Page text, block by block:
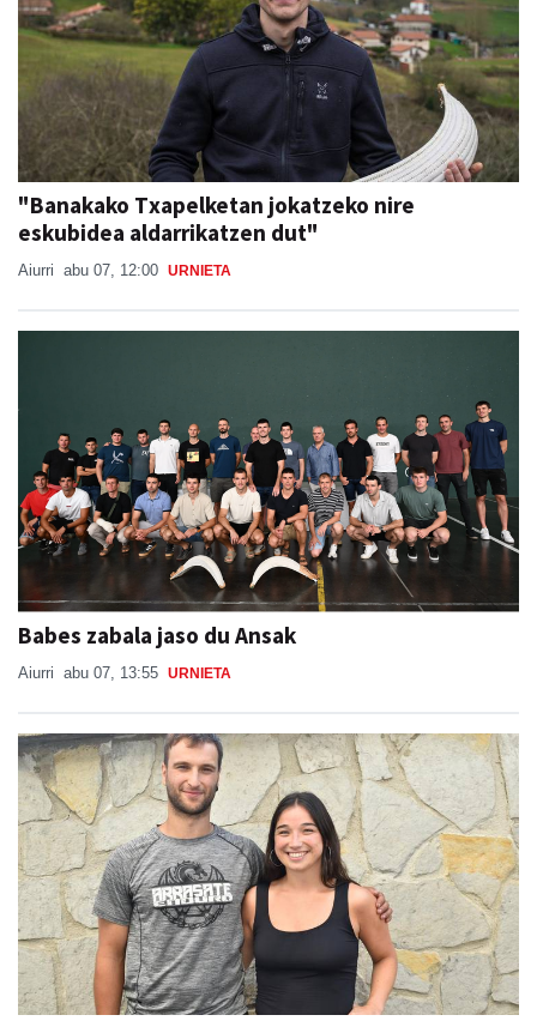
"Banakako Txapelketan jokatzeko nire
eskubidea aldarrikatzen dut"
Aiurri abu 07, 12:00 URNIETA
Babes zabala jaso du Ansak
Aiurri abu 07, 13:55 URNIETA